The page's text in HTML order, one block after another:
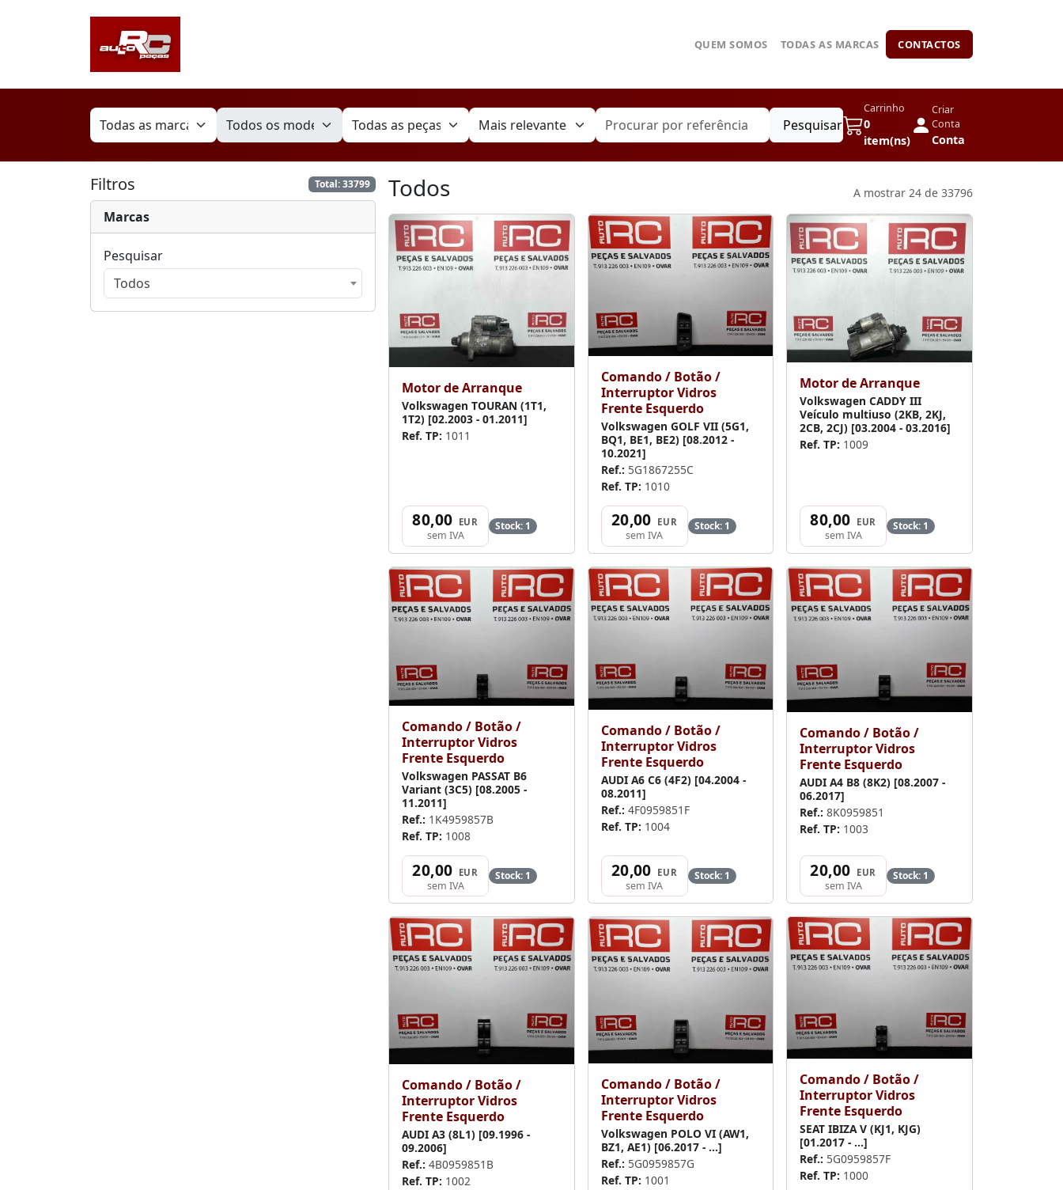
QUEM SOMOS TODAS AS MARCAS CONTACTOS
Pesquisar
Carrinho
0
item(ns)
Criar
Conta
Conta
Filtros Total: 33799
Marcas
Pesquisar
Todos
Todos A mostrar 24 de 33796
Motor de Arranque
Volkswagen TOURAN (1T1,
1T2) [02.2003 - 01.2011]
Ref. TP: 1011
80,00 EUR
sem IVA
Stock: 1
Comando / Botão /
Interruptor Vidros
Frente Esquerdo
Volkswagen GOLF VII (5G1,
BQ1, BE1, BE2) [08.2012 -
10.2021]
Ref.: 5G1867255C
Ref. TP: 1010
20,00 EUR
sem IVA
Stock: 1
Motor de Arranque
Volkswagen CADDY III
Veículo multiuso (2KB, 2KJ,
2CB, 2CJ) [03.2004 - 03.2016]
Ref. TP: 1009
80,00 EUR
sem IVA
Stock: 1
Comando / Botão /
Interruptor Vidros
Frente Esquerdo
Volkswagen PASSAT B6
Variant (3C5) [08.2005 -
11.2011]
Ref.: 1K4959857B
Ref. TP: 1008
20,00 EUR
sem IVA
Stock: 1
Comando / Botão /
Interruptor Vidros
Frente Esquerdo
AUDI A6 C6 (4F2) [04.2004 -
08.2011]
Ref.: 4F0959851F
Ref. TP: 1004
20,00 EUR
sem IVA
Stock: 1
Comando / Botão /
Interruptor Vidros
Frente Esquerdo
AUDI A4 B8 (8K2) [08.2007 -
06.2017]
Ref.: 8K0959851
Ref. TP: 1003
20,00 EUR
sem IVA
Stock: 1
Comando / Botão /
Interruptor Vidros
Frente Esquerdo
AUDI A3 (8L1) [09.1996 -
09.2006]
Ref.: 4B0959851B
Ref. TP: 1002
Comando / Botão /
Interruptor Vidros
Frente Esquerdo
Volkswagen POLO VI (AW1,
BZ1, AE1) [06.2017 - ...]
Ref.: 5G0959857G
Ref. TP: 1001
Comando / Botão /
Interruptor Vidros
Frente Esquerdo
SEAT IBIZA V (KJ1, KJG)
[01.2017 - ...]
Ref.: 5G0959857F
Ref. TP: 1000